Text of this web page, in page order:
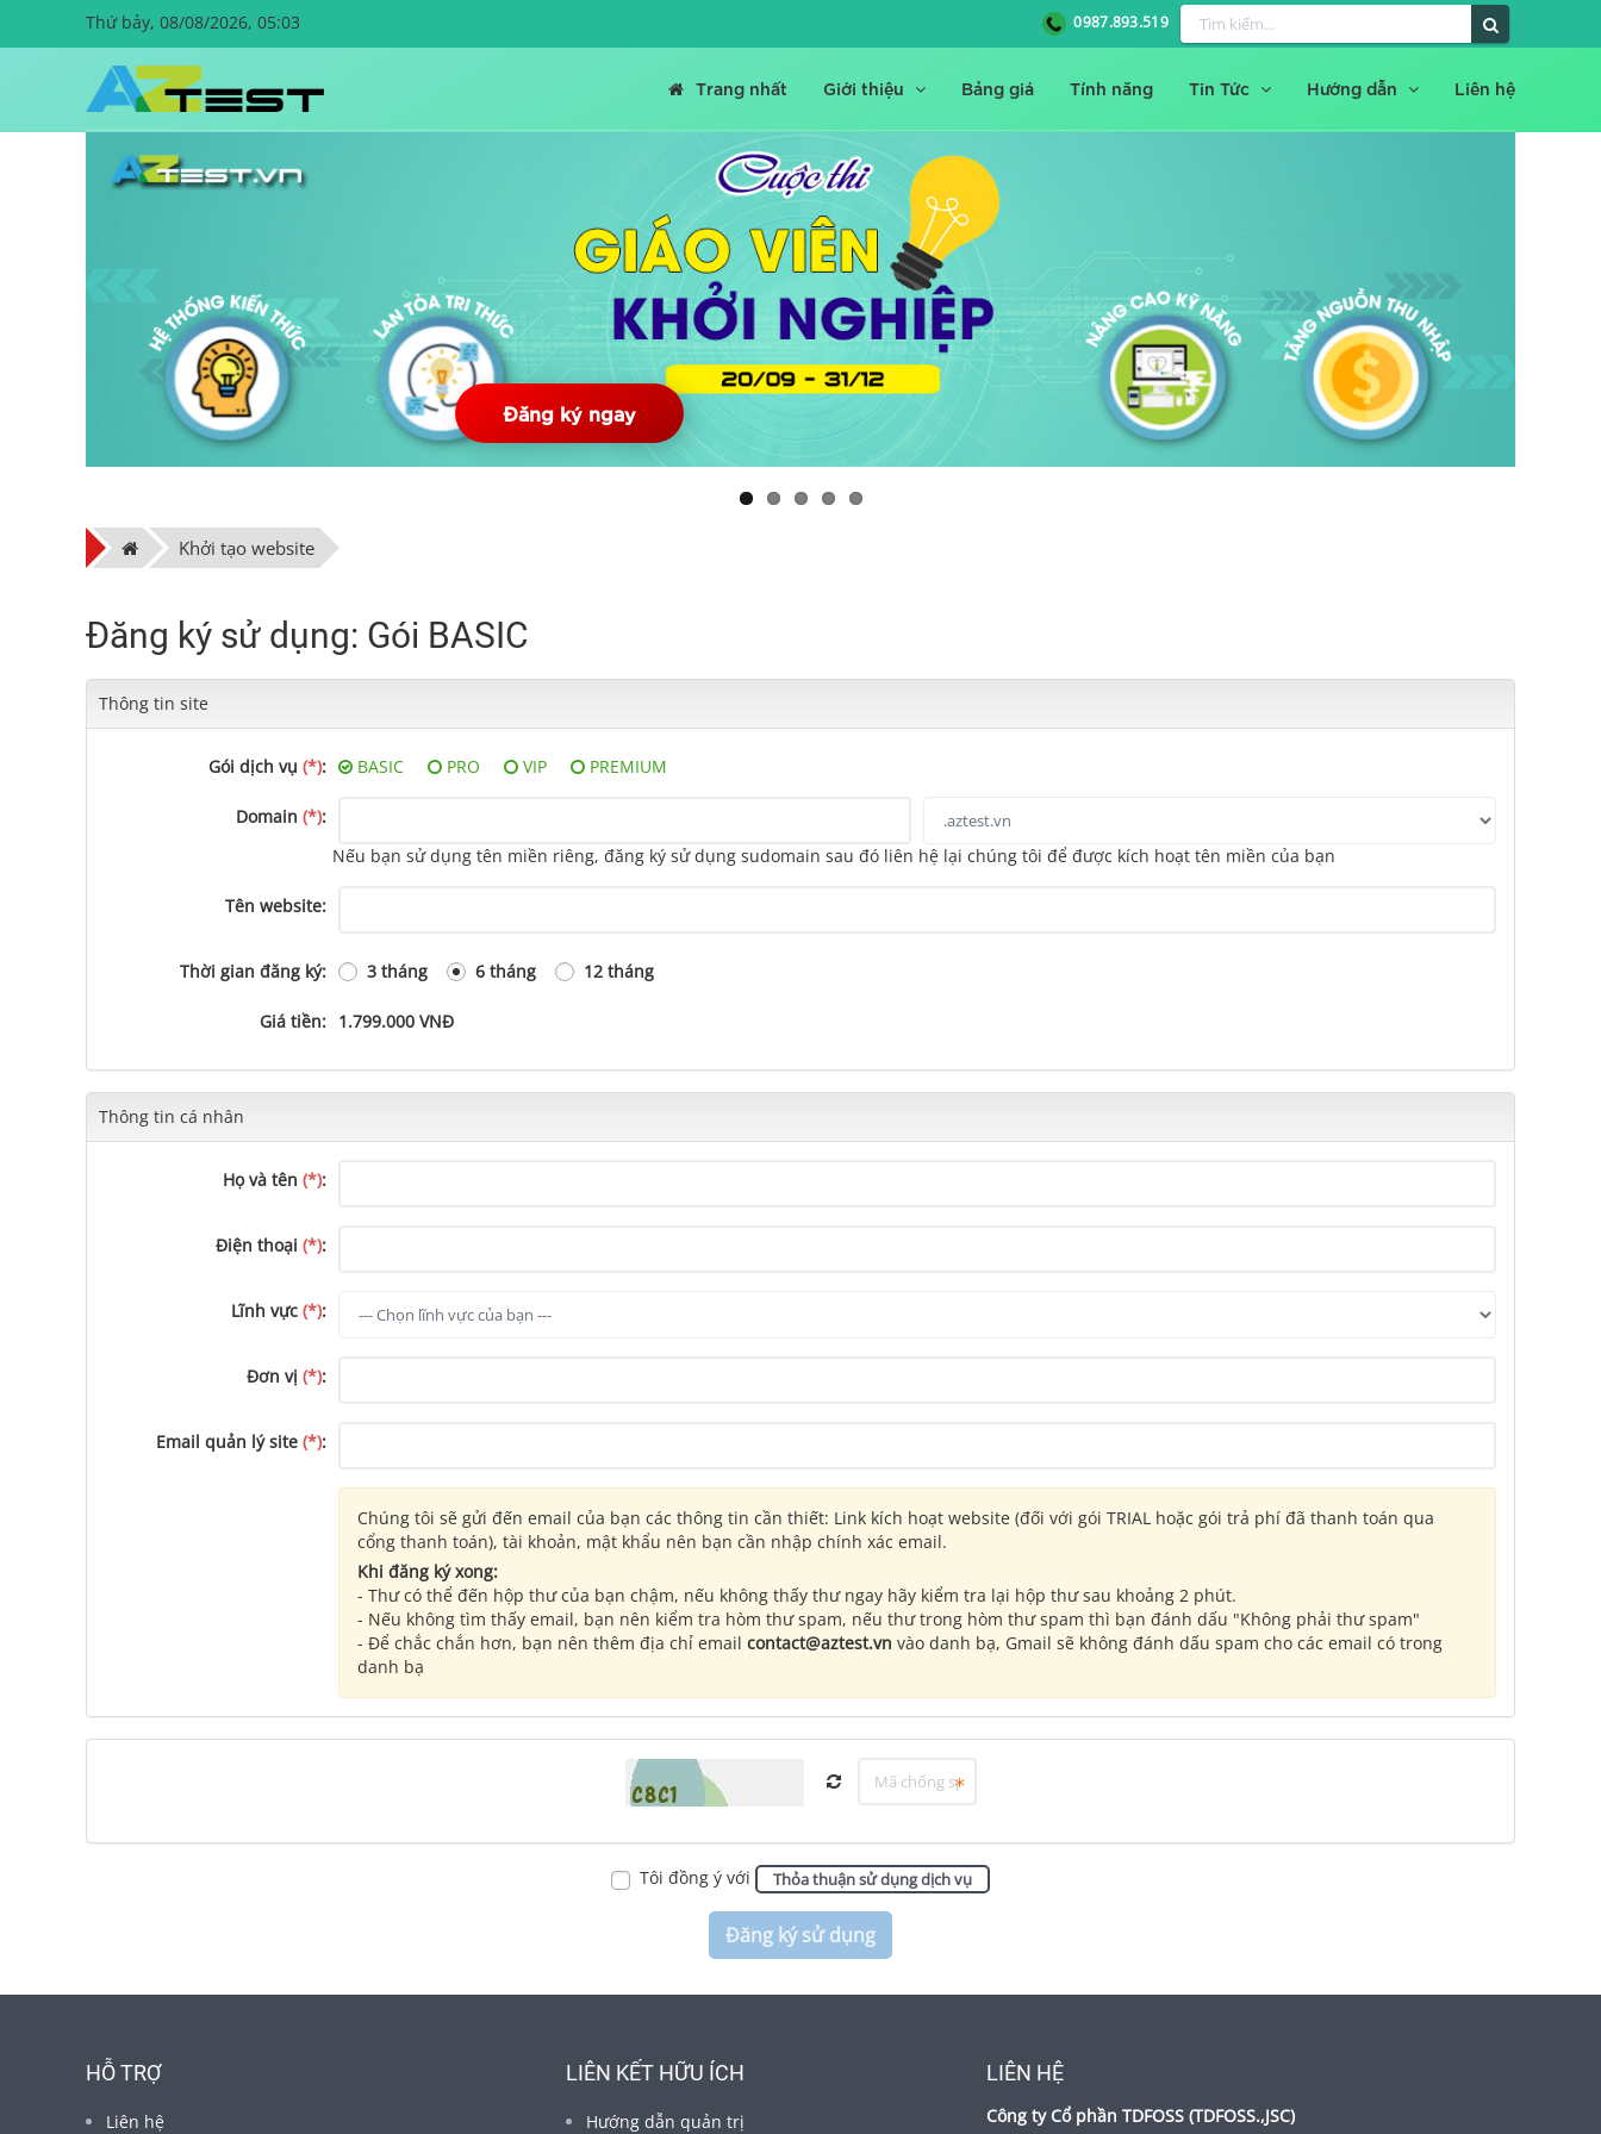
Thứ bảy, 08/08/2026, 05:03 0987.893.519
Trang nhất Giới thiệu Bảng giá Tính năng Tin Tức Hướng dẫn Liên hệ
Đăng ký ngay
Khởi tạo website
Đăng ký sử dụng: Gói BASIC
Thông tin site
Gói dịch vụ(*): BASIC PRO VIP PREMIUM
Domain(*):
Nếu bạn sử dụng tên miền riêng, đăng ký sử dụng sudomain sau đó liên hệ lại chúng tôi để được kích hoạt tên miền của bạn
Tên website:
Thời gian đăng ký: 3 tháng 6 tháng 12 tháng
Giá tiền: 1.799.000 VNĐ
Thông tin cá nhân
Họ và tên(*):
Điện thoại(*):
Lĩnh vực(*):
Đơn vị(*):
Email quản lý site(*):
Chúng tôi sẽ gửi đến email của bạn các thông tin cần thiết: Link kích hoạt website (đối với gói TRIAL hoặc gói trả phí đã thanh toán qua
cổng thanh toán), tài khoản, mật khẩu nên bạn cần nhập chính xác email.
Khi đăng ký xong:
- Thư có thể đến hộp thư của bạn chậm, nếu không thấy thư ngay hãy kiểm tra lại hộp thư sau khoảng 2 phút.
- Nếu không tìm thấy email, bạn nên kiểm tra hòm thư spam, nếu thư trong hòm thư spam thì bạn đánh dấu "Không phải thư spam"
- Để chắc chắn hơn, bạn nên thêm địa chỉ emailcontact@aztest.vn vào danh bạ, Gmail sẽ không đánh dấu spam cho các email có trong
danh bạ
Tôi đồng ý với Thỏa thuận sử dụng dịch vụ
HỖ TRỢ
Liên hệ
LIÊN KẾT HỮU ÍCH
Hướng dẫn quản trị
LIÊN HỆ
Công ty Cổ phần TDFOSS (TDFOSS.,JSC)